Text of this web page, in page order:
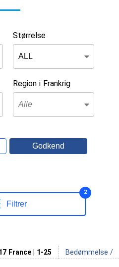
Størrelse
Region i Frankrig
Godkend
Filtrer
2
France | 1-25 Bedømmelse /